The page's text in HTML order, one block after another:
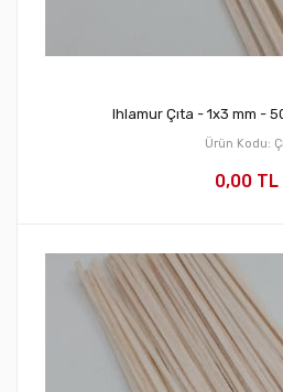
Ihlamur Çıta - 1x3 mm -
Ürün Kodu:
0,00 TL